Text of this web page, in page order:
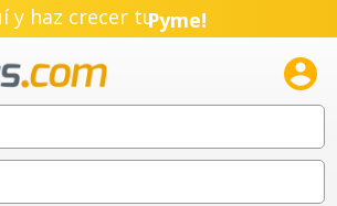
y haz crecer tuPyme!
Emprendimiento!
